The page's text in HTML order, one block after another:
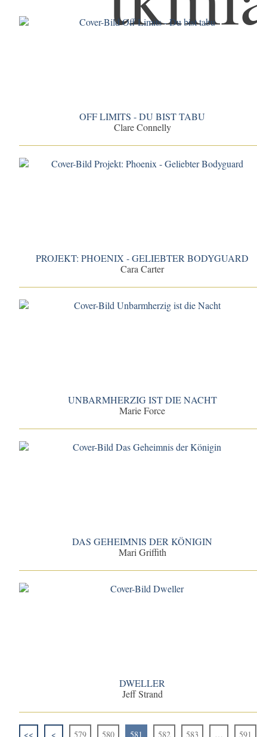
OFF LIMITS - DU BIST TABU
Clare Connelly
PROJEKT: PHOENIX - GELIEBTER BODYGUARD
Cara Carter
UNBARMHERZIG IST DIE NACHT
Marie Force
DAS GEHEIMNIS DER KÖNIGIN
Mari Griffith
DWELLER
Jeff Strand
<< < 579 580 581 582 583 … 591